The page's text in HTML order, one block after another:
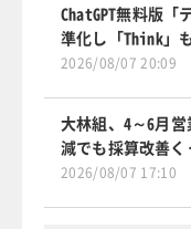
ChatGPT無料版
準化し「Think」
2026/08/07 20:09
大林組、4～6月
減でも採算改善く
2026/08/07 17:10